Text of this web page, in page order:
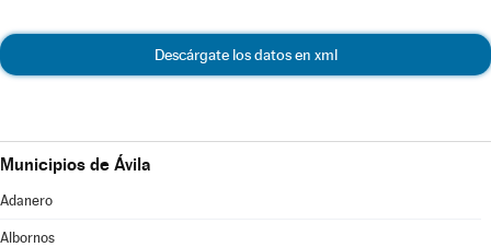
Descárgate los datos en xml
Municipios de Ávila
Adanero
Albornos